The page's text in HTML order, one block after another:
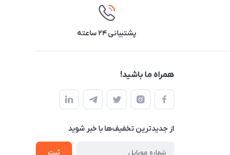
پشتیبانی ۲۴ ساعته
همراه ما باشید!
از جدید‌ترین تخفیف‌ها با‌ خبر شوید
ثبت